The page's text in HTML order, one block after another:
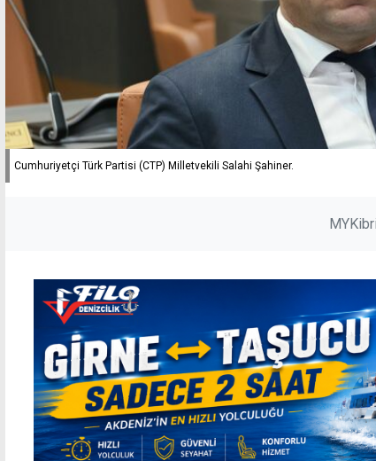
Cumhuriyetçi Türk Partisi (CTP) Milletvekili Salahi Şahiner.